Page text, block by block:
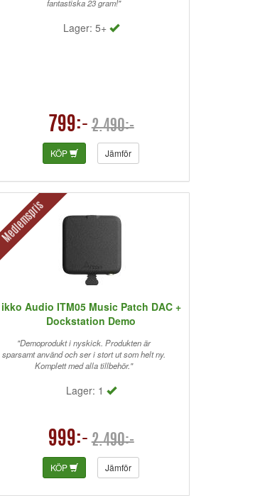
fantastiska 23 gram!"
Lager: 5+
799:- 2.490:-
KÖP Jämför
Medlemspris
ikko Audio ITM05 Music Patch DAC +
Dockstation Demo
"Demoprodukt i nyskick. Produkten är
sparsamt använd och ser i stort ut som helt ny.
Komplett med alla tillbehör."
Lager: 1
999:- 2.490:-
KÖP Jämför